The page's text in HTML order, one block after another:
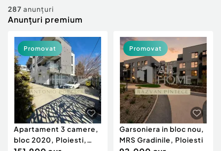
Servicii
Animale de companie
Afaceri și echipamente profesionale
Inchiriere Bunuri si Vehicule
Utilaje agricole si industriale
Piese auto si accesorii
Dacia Duster
287 anunțuri
Anunțuri premium
Apartament 3 camere,
bloc 2020, Ploiesti,
Promovat
Garsoniera in bloc nou,
MRS Gradinile, Ploiesti
Promovat